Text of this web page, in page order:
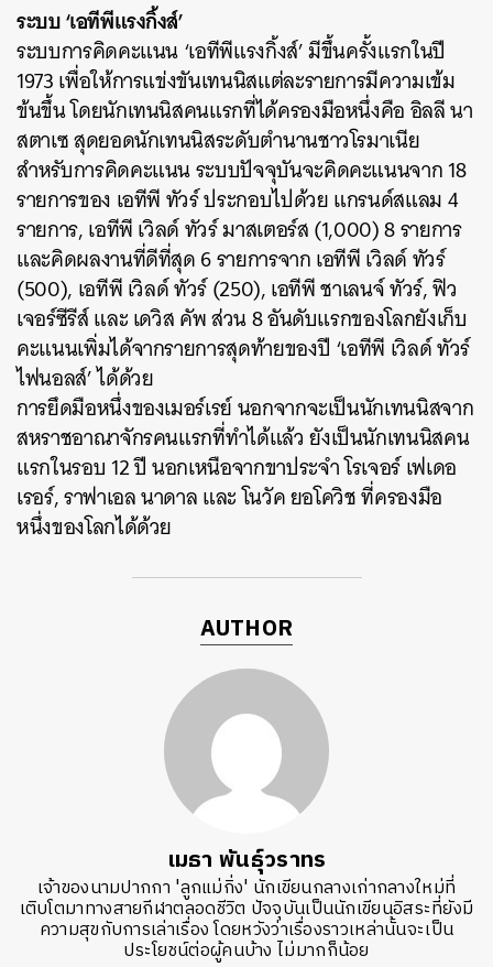
ระบบ ‘เอทีพีแรงกิ้งส์’
ระบบการคิดคะแนน ‘เอทีพีแรงกิ้งส์’ มีขึ้นครั้งแรกในปี
1973 เพื่อให้การแข่งขันเทนนิสแต่ละรายการมีความเข้ม
ข้นขึ้น โดยนักเทนนิสคนแรกที่ได้ครองมือหนึ่งคือ อิลลี นา
สตาเซ สุดยอดนักเทนนิสระดับตำนานชาวโรมาเนีย
สำหรับการคิดคะแนน ระบบปัจจุบันจะคิดคะแนนจาก 18
รายการของ เอทีพี ทัวร์ ประกอบไปด้วย แกรนด์สแลม 4
รายการ,​ เอทีพี เวิลด์ ทัวร์ มาสเตอร์ส (1,000) 8 รายการ
และคิดผลงานที่ดีที่สุด 6 รายการจาก เอทีพี เวิลด์ ทัวร์
(500), เอทีพี เวิลด์ ทัวร์ (250), เอทีพี ชาเลนจ์ ทัวร์, ฟิว
เจอร์ซีรีส์ และ เดวิส คัพ ส่วน 8 อันดับแรกของโลกยังเก็บ
คะแนนเพิ่มได้จากรายการสุดท้ายของปี ‘เอทีพี เวิลด์ ทัวร์
ไฟนอลส์’ ได้ด้วย
การยึดมือหนึ่งของเมอร์เรย์ นอกจากจะเป็นนักเทนนิสจาก
สหราชอาณาจักรคนแรกที่ทำได้แล้ว ยังเป็นนักเทนนิสคน
แรกในรอบ 12 ปี นอกเหนือจากขาประจำ โรเจอร์ เฟเดอ
เรอร์, ราฟาเอล นาดาล และ โนวัค ยอโควิช ที่ครองมือ
หนึ่งของโลกได้ด้วย
AUTHOR
เมธา พันธุ์วราทร
เจ้าของนามปากกา 'ลูกแม่กิ่ง' นักเขียนกลางเก่ากลางใหม่ที่
เติบโตมาทางสายกีฬาตลอดชีวิต ปัจจุบันเป็นนักเขียนอิสระที่ยังมี
ความสุขกับการเล่าเรื่อง โดยหวังว่าเรื่องราวเหล่านั้นจะเป็น
ประโยชน์ต่อผู้คนบ้าง ไม่มากก็น้อย